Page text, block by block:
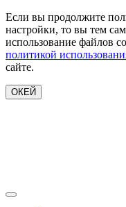
Если вы продолжите
настройки, то вы тем
использование файлов
политикой
сайте.
ОКЕЙ